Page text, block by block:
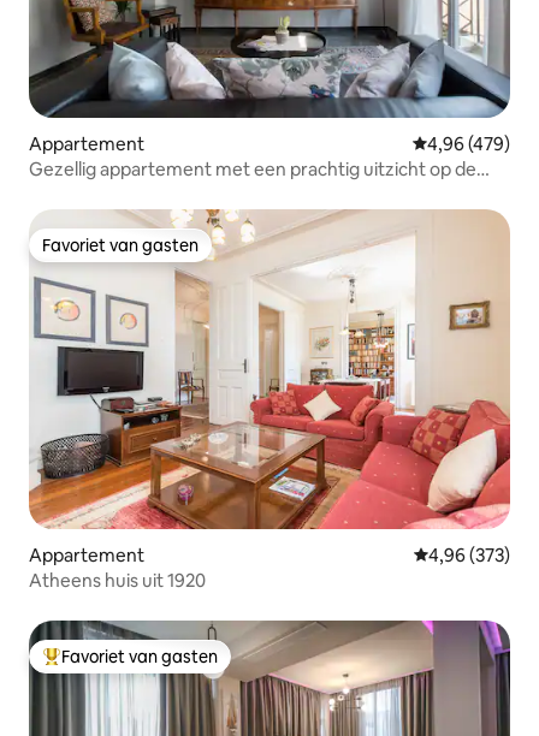
Appartement Gemiddelde
4,96 (479)
Gezellig appartement met een prachtig uitzicht op de
Favoriet van gasten
Favoriet van gasten
Appartement Gemiddelde
4,96 (373)
Atheens huis uit 1920
Topfavoriet van gasten
Favoriet van gasten